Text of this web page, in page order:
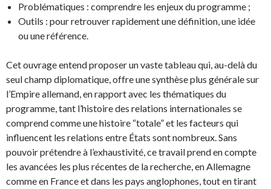
Problématiques : comprendre les enjeux du programme ;
Outils : pour retrouver rapidement une définition, une idée
ou une référence.
Cet ouvrage entend proposer un vaste tableau qui, au-delà du
seul champ diplomatique, offre une synthèse plus générale sur
l’Empire allemand, en rapport avec les thématiques du
programme, tant l’histoire des relations internationales se
comprend comme une histoire “totale” et les facteurs qui
influencent les relations entre États sont nombreux. Sans
pouvoir prétendre à l’exhaustivité, ce travail prend en compte
les avancées les plus récentes de la recherche, en Allemagne
comme en France et dans les pays anglophones, tout en tirant